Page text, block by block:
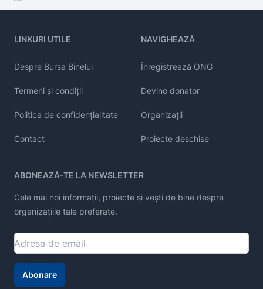
LINKURI UTILE
Despre Bursa Binelui
Termeni și condiții
Politica de confidențialitate
Contact
NAVIGHEAZĂ
Înregistrează ONG
Devino donator
Organizații
Proiecte deschise
ABONEAZĂ-TE LA NEWSLETTER
Cele mai noi informații, proiecte și vești de bine despre
organizațiile tale preferate.
Abonare